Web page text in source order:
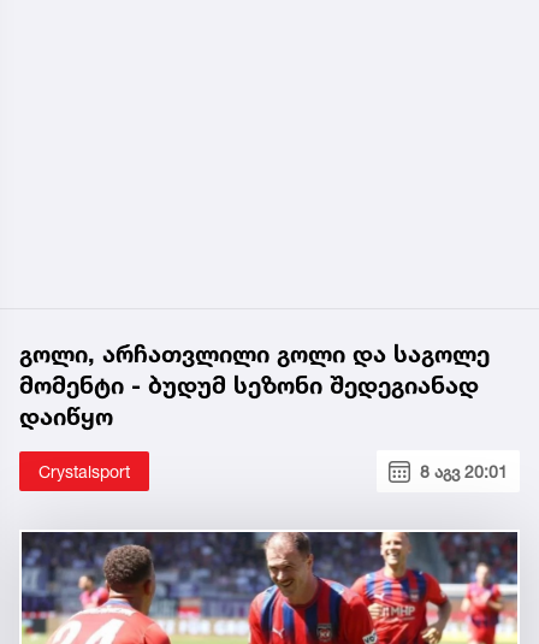
გოლი, არჩათვლილი გოლი და საგოლე
მომენტი - ბუდუმ სეზონი შედეგიანად
დაიწყო
Crystalsport 8 აგვ 20:01